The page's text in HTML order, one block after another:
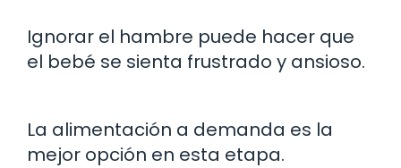
Ignorar el hambre puede hacer que
el bebé se sienta frustrado y ansioso.
La alimentación a demanda es la
mejor opción en esta etapa.